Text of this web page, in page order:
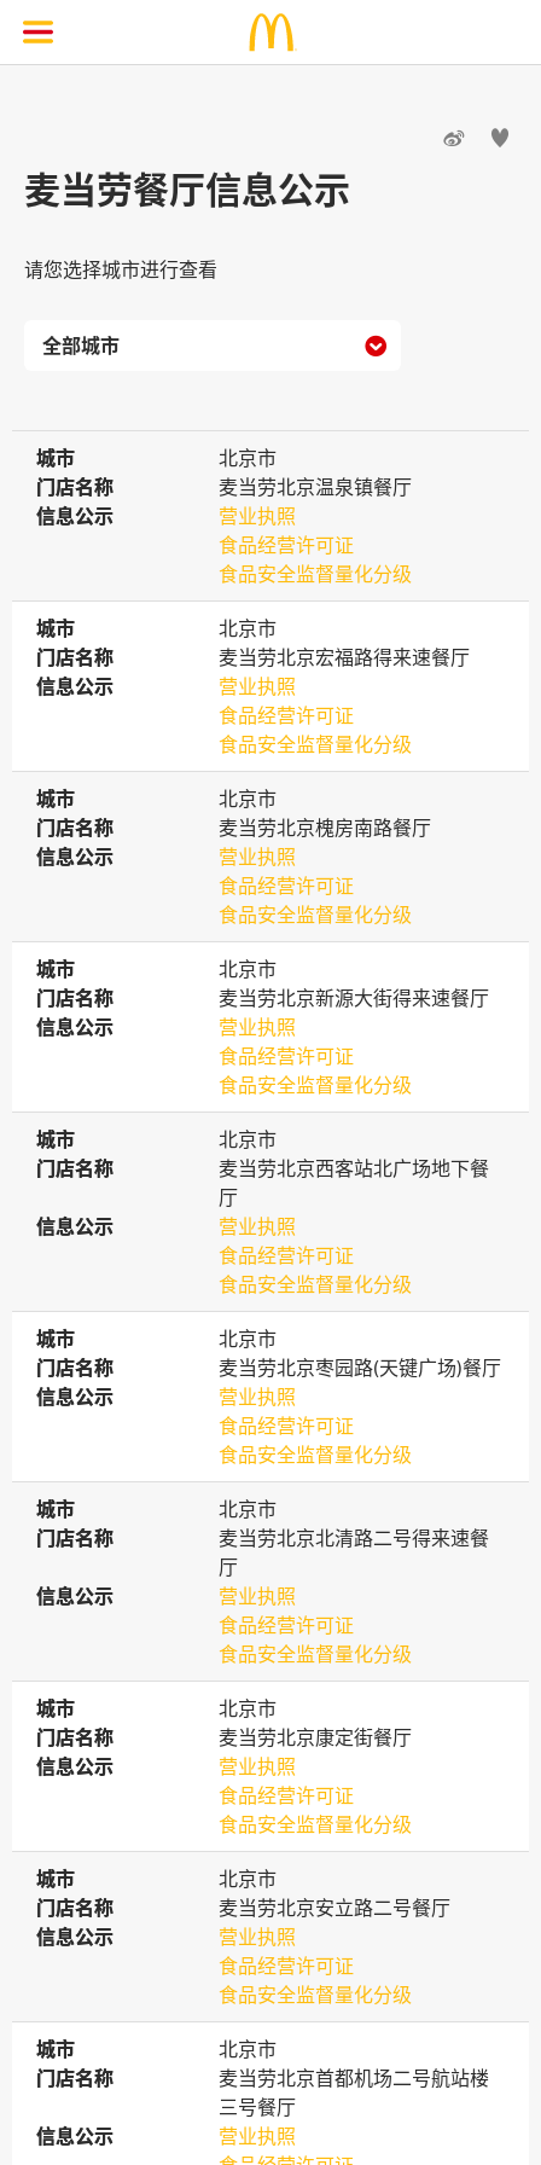
 
麦当劳餐厅信息公示
请您选择城市进行查看

城市
城市
北京市
门店名称
门店名称
麦当劳北京温泉镇餐厅
信息公示
信息公示
营业执照
食品经营许可证
食品安全监督量化分级
城市
城市
北京市
门店名称
门店名称
麦当劳北京宏福路得来速餐厅
信息公示
信息公示
营业执照
食品经营许可证
食品安全监督量化分级
城市
城市
北京市
门店名称
门店名称
麦当劳北京槐房南路餐厅
信息公示
信息公示
营业执照
食品经营许可证
食品安全监督量化分级
城市
城市
北京市
门店名称
门店名称
麦当劳北京新源大街得来速餐厅
信息公示
信息公示
营业执照
食品经营许可证
食品安全监督量化分级
城市
城市
北京市
门店名称
门店名称
麦当劳北京西客站北广场地下餐
厅
信息公示
信息公示
营业执照
食品经营许可证
食品安全监督量化分级
城市
城市
北京市
门店名称
门店名称
麦当劳北京枣园路(天键广场)餐厅
信息公示
信息公示
营业执照
食品经营许可证
食品安全监督量化分级
城市
城市
北京市
门店名称
门店名称
麦当劳北京北清路二号得来速餐
厅
信息公示
信息公示
营业执照
食品经营许可证
食品安全监督量化分级
城市
城市
北京市
门店名称
门店名称
麦当劳北京康定街餐厅
信息公示
信息公示
营业执照
食品经营许可证
食品安全监督量化分级
城市
城市
北京市
门店名称
门店名称
麦当劳北京安立路二号餐厅
信息公示
信息公示
营业执照
食品经营许可证
食品安全监督量化分级
城市
城市
北京市
门店名称
门店名称
麦当劳北京首都机场二号航站楼
三号餐厅
信息公示
信息公示
营业执照